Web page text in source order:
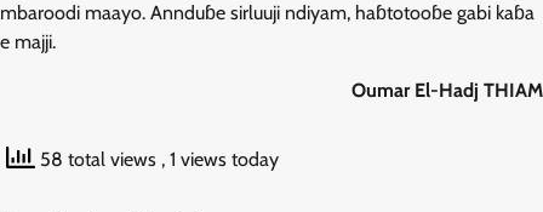
mbaroodi maayo. Annduɓe sirluuji ndiyam, haɓtotooɓe gabi kaɓa
e majji.
Oumar El-Hadj THIAM
58 total views , 1 views today